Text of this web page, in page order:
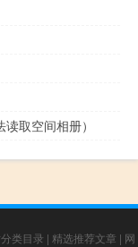
取空间相册）
类目录 | 精选推荐文章 | 网